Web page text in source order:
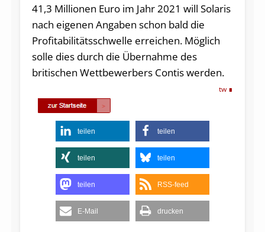
41,3 Millionen Euro im Jahr 2021 will Solaris
nach eigenen Angaben schon bald die
Profitabilitätsschwelle erreichen. Möglich
solle dies durch die Übernahme des
britischen Wettbewerbers Contis werden.
tw
teilen teilen
teilen teilen
teilen RSS-feed
E-Mail drucken